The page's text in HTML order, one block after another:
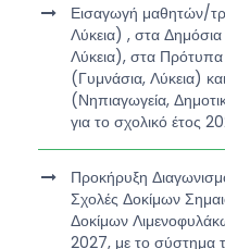
Εισαγωγή μαθητών/
Λύκεια) , στα
Λύκεια), στα Πρότυπα
(Γυμνάσια, Λύκεια)
(Νηπιαγωγεία,
για το σχολικό έτος
Προκήρυξη
Σχολές Δοκίμων
Δοκίμων
2027, με το σύστημα